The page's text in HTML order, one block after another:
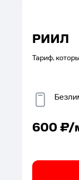
РИИЛ
Тариф,
600₽/